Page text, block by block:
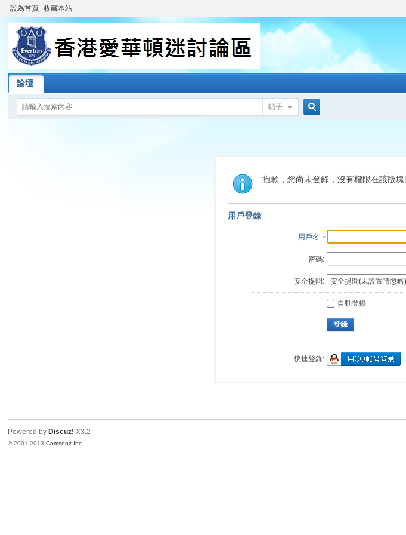
設為首頁 收藏本站
論壇
帖子
索
抱歉，您尚未登錄，沒有權限在該版塊
用戶登錄
用戶名
密碼:
安全提問:
自動登錄
登錄
快捷登錄:
Powered by Discuz! X3.2
© 2001-2013Comsenz Inc.